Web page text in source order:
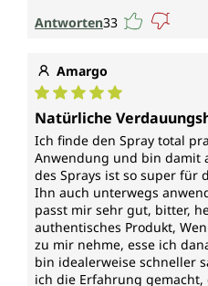
Antworten33
Amargo
Durchschnittliche
Natürliche
Ich finde den Spray total
Anwendung und bin damit
des Sprays ist so super für
Ihn auch unterwegs
passt mir sehr gut, bitter,
authentisches Produkt,
zu mir nehme, esse ich
bin idealerweise schneller
ich die Erfahrung